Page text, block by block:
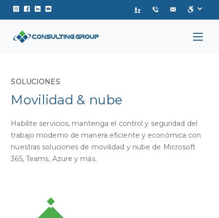
Instagram de Consulting Group
Facebook de Consulting Group
Linkedin de Consulting Group
Youtube de Consulting Group
SOLUCIONES
Movilidad & nube
Habilite servicios, mantenga el control y seguridad del
trabajo moderno de manera eficiente y económica con
nuestras soluciones de movilidad y nube de Microsoft
365, Teams, Azure y más.